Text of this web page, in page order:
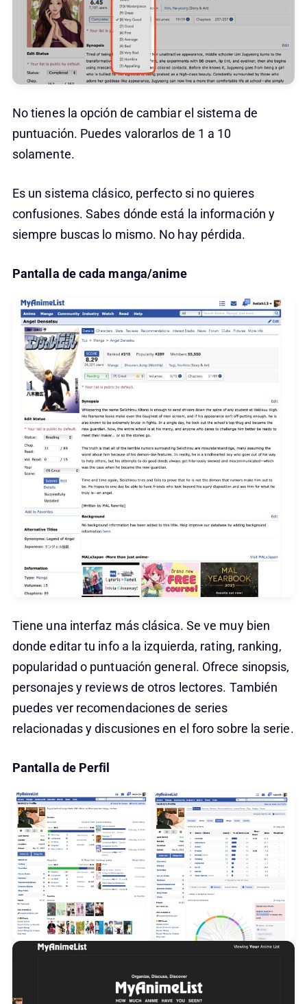
No tienes la opción de cambiar el sistema de
puntuación. Puedes valorarlos de 1 a 10
solamente.
Es un sistema clásico, perfecto si no quieres
confusiones. Sabes dónde está la información y
siempre buscas lo mismo. No hay pérdida.
Pantalla de cada manga/anime
Tiene una interfaz más clásica. Se ve muy bien
donde editar tu info a la izquierda, rating, ranking,
popularidad o puntuación general. Ofrece sinopsis,
personajes y reviews de otros lectores. También
puedes ver recomendaciones de series
relacionadas y discusiones en el foro sobre la serie.
Pantalla de Perfil